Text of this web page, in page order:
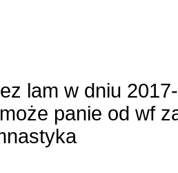
lam w dniu
panie od wf